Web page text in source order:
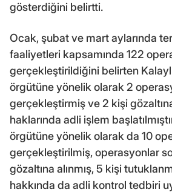
gösterdiğini belirtti.
Ocak, şubat ve mart aylarında
faaliyetleri kapsamında 122
gerçekleştirildiğini belirten
örgütüne yönelik olarak 2
gerçekleştirmiş ve 2 kişi
haklarında adli işlem
örgütüne yönelik olarak da 10
gerçekleştirilmiş, operasyonlar
gözaltına alınmış, 5 kişi
hakkında da adli kontrol tedbiri